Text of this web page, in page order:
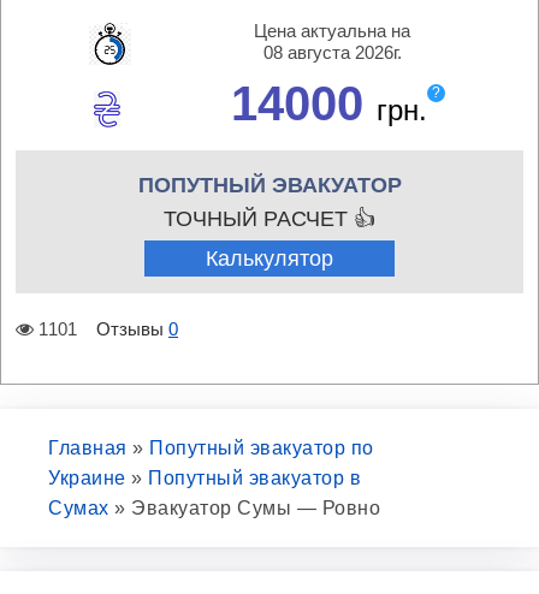
Цена актуальна на
08 августа 2026г.
14000 грн.
?
ПОПУТНЫЙ ЭВАКУАТОР
ТОЧНЫЙ РАСЧЕТ 👍
Калькулятор
1101 Отзывы 0
Главная » Попутный эвакуатор по
Украине » Попутный эвакуатор в
Сумах » Эвакуатор Сумы — Ровно